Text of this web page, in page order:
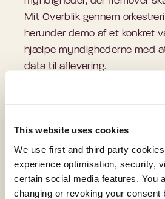
This website uses cookies
We use first and third party
experience optimisation, security,
certain social media features. You
changing or revoking your consent
Mit Overblik gennem
herunder demo af et konkret
hjælpe myndighederne med
data til aflevering.
Da der er en sammenhæng
dog i begyndelsen af dette